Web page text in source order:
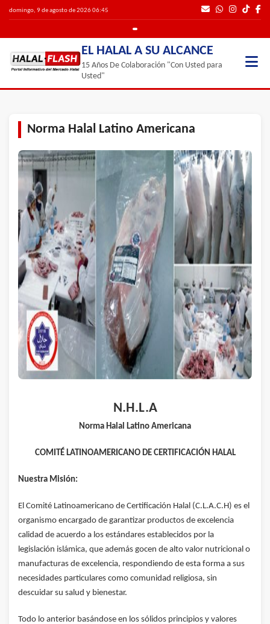
domingo, 9 de agosto de 2026 06:45
EL HALAL A SU ALCANCE
15 Años De Colaboración "Con Usted para
Usted"
Norma Halal Latino Americana
N.H.L.A
Norma Halal Latino Americana
COMITÉ LATINOAMERICANO DE CERTIFICACIÓN HALAL
Nuestra Misión:
El Comité Latinoamericano de Certificación Halal (C.L.A.C.H) es el
organismo encargado de garantizar productos de excelencia
calidad de acuerdo a los estándares establecidos por la
legislación islámica, que además gocen de alto valor nutricional o
manufacturas de excelencia, respondiendo de esta forma a sus
necesidades particulares como comunidad religiosa, sin
descuidar su salud y bienestar.
Todo lo anterior basándose en los sólidos principios y valores